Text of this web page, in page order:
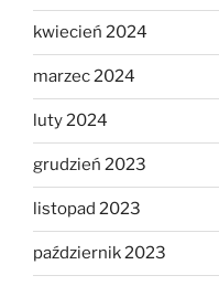
kwiecień 2024
marzec 2024
luty 2024
grudzień 2023
listopad 2023
październik 2023